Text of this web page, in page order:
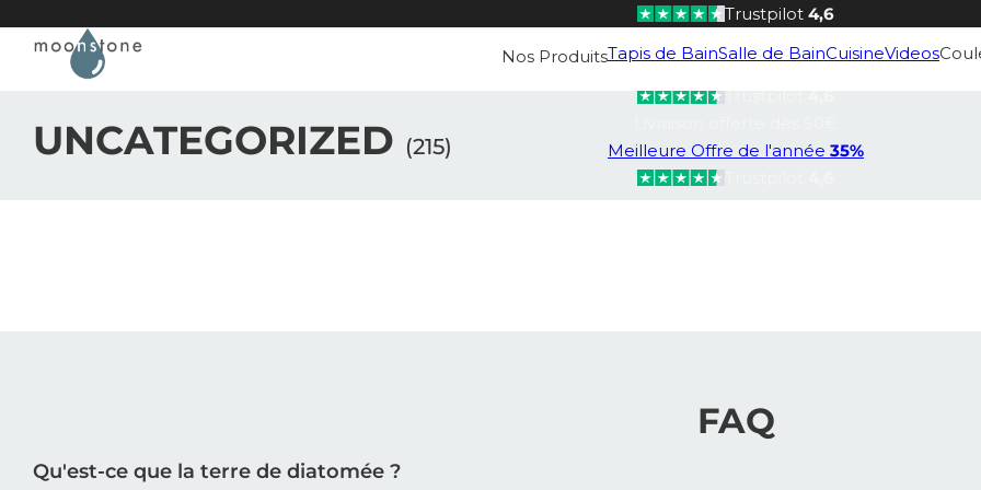
Trustpilot 4,6
Meilleure Offre de l'année35%
Meilleure Offre de l'année 35%
Nos ProduitsTapis de BainSalle de BainCuisineVideos
UNCATEGORIZED (215)
FAQ
Qu'est-ce que la terre de diatomée ?